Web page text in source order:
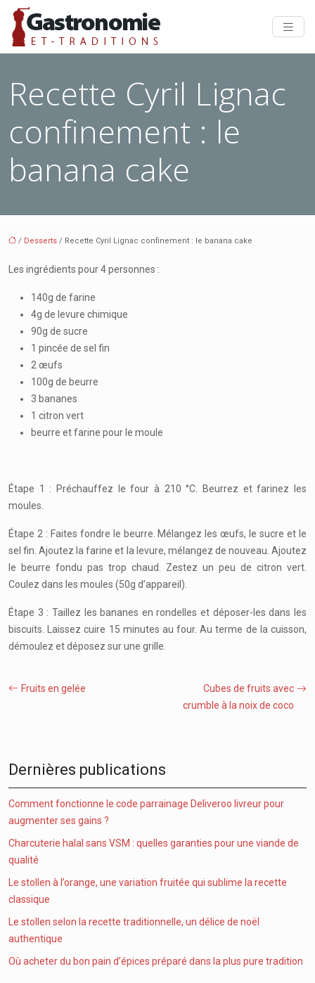
Recette Cyril Lignac
confinement : le
banana cake
/ Desserts / Recette Cyril Lignac confinement : le banana cake
Les ingrédients pour 4 personnes :
140g de farine
4g de levure chimique
90g de sucre
1 pincée de sel fin
2 œufs
100g de beurre
3 bananes
1 citron vert
beurre et farine pour le moule
Étape 1 : Préchauffez le four à 210 °C. Beurrez et farinez les
moules.
Étape 2 : Faites fondre le beurre. Mélangez les œufs, le sucre et le
sel fin. Ajoutez la farine et la levure, mélangez de nouveau. Ajoutez
le beurre fondu pas trop chaud. Zestez un peu de citron vert.
Coulez dans les moules (50g d’appareil).
Étape 3 : Taillez les bananes en rondelles et déposer-les dans les
biscuits. Laissez cuire 15 minutes au four. Au terme de la cuisson,
démoulez et déposez sur une grille.
Fruits en gelée
Cubes de fruits avec
crumble à la noix de coco
Dernières publications
Comment fonctionne le code parrainage Deliveroo livreur pour
augmenter ses gains ?
Charcuterie halal sans VSM : quelles garanties pour une viande de
qualité
Le stollen à l’orange, une variation fruitée qui sublime la recette
classique
Le stollen selon la recette traditionnelle, un délice de noël
authentique
Où acheter du bon pain d’épices préparé dans la plus pure tradition